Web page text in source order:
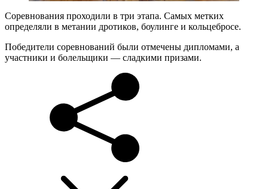
Соревнования проходили в три этапа. Самых метких
определяли в метании дротиков, боулинге и кольцебросе.
Победители соревнований были отмечены дипломами, а
участники и болельщики — сладкими призами.